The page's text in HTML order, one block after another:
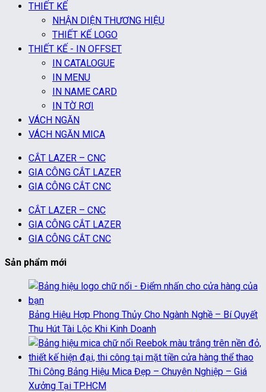
THIẾT KẾ
NHẬN DIỆN THƯƠNG HIỆU
THIẾT KẾ LOGO
THIẾT KẾ - IN OFFSET
IN CATALOGUE
IN MENU
IN NAME CARD
IN TỜ RƠI
VÁCH NGĂN
VÁCH NGĂN MICA
CẮT LAZER – CNC
GIA CÔNG CẮT LAZER
GIA CÔNG CẮT CNC
CẮT LAZER – CNC
GIA CÔNG CẮT LAZER
GIA CÔNG CẮT CNC
Sản phẩm mới
Bảng Hiệu Hợp Phong Thủy Cho Ngành Nghề – Bí Quyết
Thu Hút Tài Lộc Khi Kinh Doanh
Thi Công Bảng Hiệu Mica Đẹp – Chuyên Nghiệp – Giá
Xưởng Tại TP.HCM